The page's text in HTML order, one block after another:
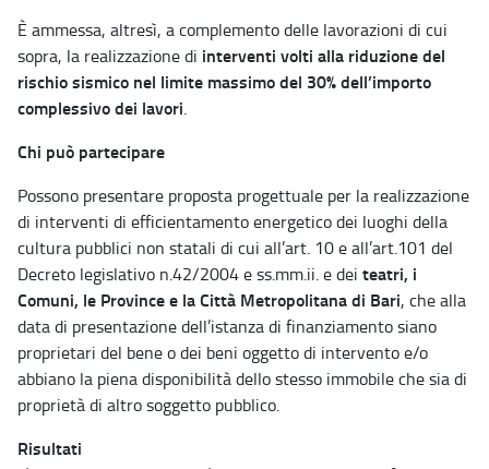
È ammessa, altresì, a complemento delle lavorazioni di cui
sopra, la realizzazione di interventi volti alla riduzione del
rischio sismico nel limite massimo del 30% dell’importo
complessivo dei lavori.
Chi può partecipare
Possono presentare proposta progettuale per la realizzazione
di interventi di efficientamento energetico dei luoghi della
cultura pubblici non statali di cui all’art. 10 e all’art.101 del
Decreto legislativo n.42/2004 e ss.mm.ii. e dei teatri, i
Comuni, le Province e la Città Metropolitana di Bari, che alla
data di presentazione dell’istanza di finanziamento siano
proprietari del bene o dei beni oggetto di intervento e/o
abbiano la piena disponibilità dello stesso immobile che sia di
proprietà di altro soggetto pubblico.
Risultati